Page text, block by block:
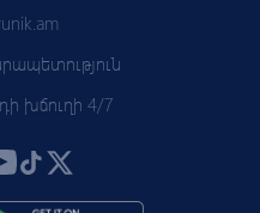
խճուղի 4/7